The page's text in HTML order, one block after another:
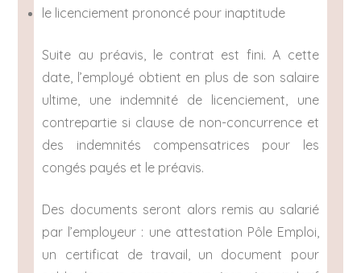
le licenciement prononcé pour inaptitude
Suite au préavis, le contrat est fini. A cette
date, l’employé obtient en plus de son salaire
ultime, une indemnité de licenciement, une
contrepartie si clause de non-concurrence et
des indemnités compensatrices pour les
congés payés et le préavis.
Des documents seront alors remis au salarié
par l’employeur : une attestation Pôle Emploi,
un certificat de travail, un document pour